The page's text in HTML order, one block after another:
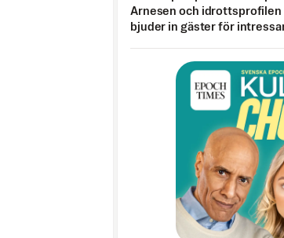
Arnesen och idrottsprofilen
bjuder in gäster för